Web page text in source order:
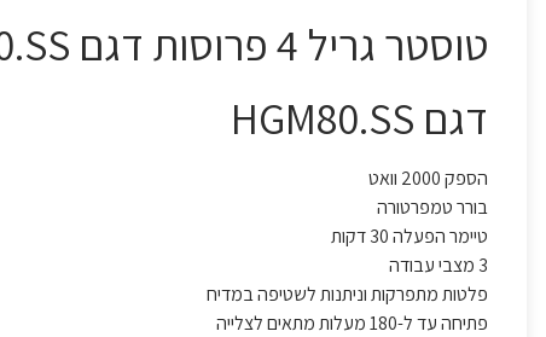
טוסטר גריל 4 פרוסות דגם HGM80.SS קנווד KENWOOD
דגם HGM80.SS
הספק 2000 וואט
בורר טמפרטורה
טיימר הפעלה 30 דקות
3 מצבי עבודה
פלטות מתפרקות וניתנות לשטיפה במדיח
פתיחה עד ל-180 מעלות מתאים לצלייה